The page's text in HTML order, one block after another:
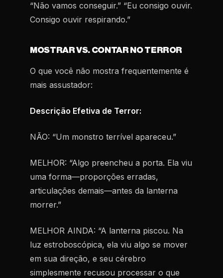
“Não vamos conseguir.” “Eu consigo ouvir.
Consigo ouvir respirando.”
MOSTRAR VS. CONTAR NO TERROR
O que você não mostra frequentemente é
mais assustador:
Descrição Efetiva de Terror:
NÃO: “Um monstro terrível apareceu.”
MELHOR: “Algo preencheu a porta. Ela viu
uma forma—proporções erradas,
articulações demais—antes da lanterna
morrer.”
MELHOR AINDA: “A lanterna piscou. Na
luz estroboscópica, ela viu algo se mover
em sua direção, e seu cérebro
simplesmente recusou processar o que